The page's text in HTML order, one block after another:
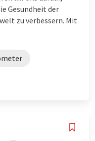
Gesundheit der
zu verbessern. Mit